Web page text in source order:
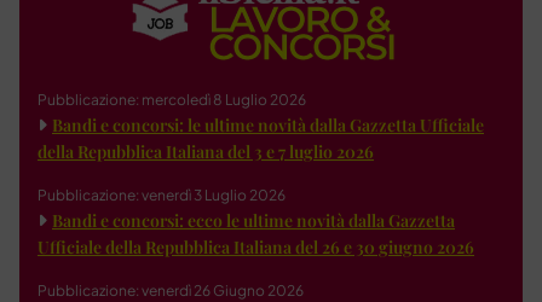
Pubblicazione: mercoledì 8 Luglio 2026
Bandi e concorsi: le ultime novità dalla Gazzetta Ufficiale
della Repubblica Italiana del 3 e 7 luglio 2026
Pubblicazione: venerdì 3 Luglio 2026
Bandi e concorsi: ecco le ultime novità dalla Gazzetta
Ufficiale della Repubblica Italiana del 26 e 30 giugno 2026
Pubblicazione: venerdì 26 Giugno 2026